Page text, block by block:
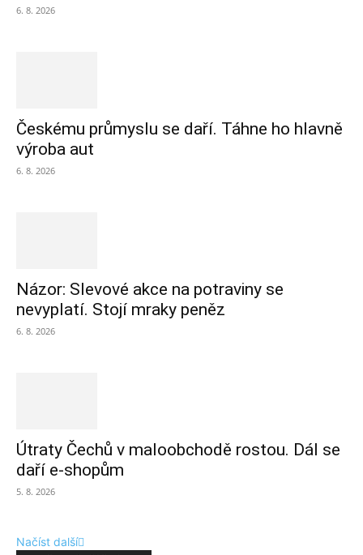
6. 8. 2026
Českému průmyslu se daří. Táhne ho hlavně
výroba aut
6. 8. 2026
Názor: Slevové akce na potraviny se
nevyplatí. Stojí mraky peněz
6. 8. 2026
Útraty Čechů v maloobchodě rostou. Dál se
daří e-shopům
5. 8. 2026
Načíst další